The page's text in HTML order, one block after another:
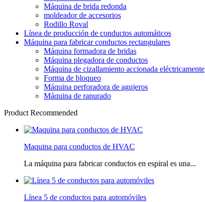
Máquina de brida redonda
moldeador de accesorios
Rodillo Roval
Línea de producción de conductos automáticos
Máquina para fabricar conductos rectangulares
Máquina formadora de bridas
Máquina plegadora de conductos
Máquina de cizallamiento accionada eléctricamente
Forma de bloqueo
Máquina perforadora de agujeros
Máquina de ranurado
Product Recommended
Maquina para conductos de HVAC
La máquina para fabricar conductos en espiral es una...
Línea 5 de conductos para automóviles